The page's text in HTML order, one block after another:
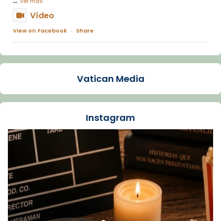
Vídeo
View on Facebook · Share
Arquebisbat de Barcelona
La Carmina va patir depressió. Fa gairebé
dos mesos, a l'Estadi Lluís Companys, la
Recupera l'entrevista comp
Vatican
tican News 👇
www.vaticannews.va/es/iglesia/news/2026-
07/carmina-historia-depresion-papa-viaje-
espana-testimoni...
Foto
Vatican Media
Instagram